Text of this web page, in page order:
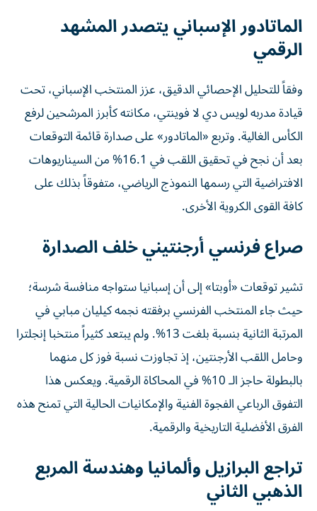
الماتادور الإسباني يتصدر المشهد
الرقمي
وفقاً للتحليل الإحصائي الدقيق، عزز المنتخب الإسباني، تحت
قيادة مدربه لويس دي لا فوينتي، مكانته كأبرز المرشحين لرفع
الكأس الغالية. وتربع «الماتادور» على صدارة قائمة التوقعات
بعد أن نجح في تحقيق اللقب في 16.1% من السيناريوهات
الافتراضية التي رسمها النموذج الرياضي، متفوقاً بذلك على
كافة القوى الكروية الأخرى.
صراع فرنسي أرجنتيني خلف الصدارة
تشير توقعات «أوبتا» إلى أن إسبانيا ستواجه منافسة شرسة؛
حيث جاء المنتخب الفرنسي برفقته نجمه كيليان مبابي في
المرتبة الثانية بنسبة بلغت 13%. ولم يبتعد كثيراً منتخبا إنجلترا
وحامل اللقب الأرجنتين، إذ تجاوزت نسبة فوز كل منهما
بالبطولة حاجز الـ 10% في المحاكاة الرقمية. ويعكس هذا
التفوق الرباعي الفجوة الفنية والإمكانيات الحالية التي تمنح هذه
الفرق الأفضلية التاريخية والرقمية.
تراجع البرازيل وألمانيا وهندسة المربع
الذهبي الثاني